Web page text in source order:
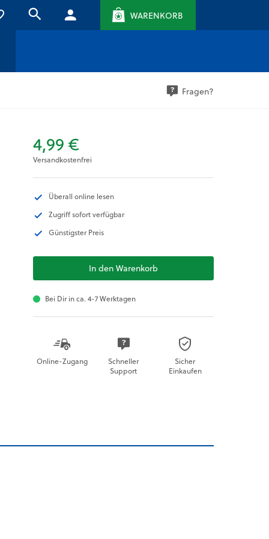
WARENKORB
Fragen?
4,99 €
Versandkostenfrei
Überall online lesen
Zugriff sofort verfügbar
Günstigster Preis
In den Warenkorb
Bei Dir in ca. 4-7 Werktagen
Online-Zugang
Schneller
Support
Sicher
Einkaufen